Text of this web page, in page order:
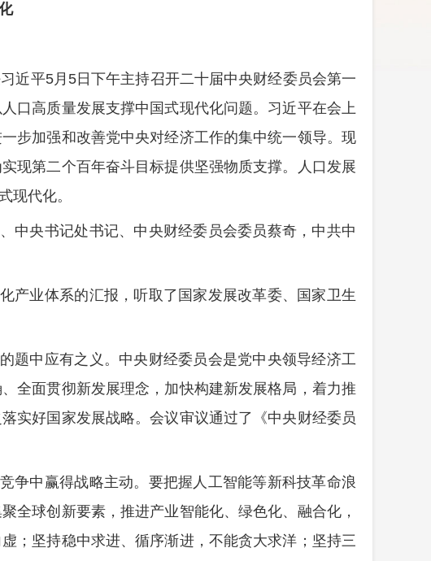
近平5月5日下午主持召开二十届中央财经委员会第一
口高质量发展支撑中国式现代化问题。习近平在会上
步加强和改善党中央对经济工作的集中统一领导。现
现第二个百年奋斗目标提供坚强物质支撑。人口发展
现代化。
中央书记处书记、中央财经委员会委员蔡奇，中共中
产业体系的汇报，听取了国家发展改革委、国家卫生
题中应有之义。中央财经委员会是党中央领导经济工
全面贯彻新发展理念，加快构建新发展格局，着力推
实好国家发展战略。会议审议通过了《中央财经委员
争中赢得战略主动。要把握人工智能等新科技革命浪
全球创新要素，推进产业智能化、绿色化、融合化，
；坚持稳中求进、循序渐进，不能贪大求洋；坚持三